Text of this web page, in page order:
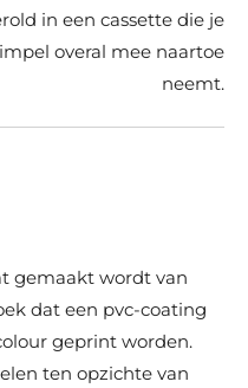
in een cassette die je
overal mee naartoe
neemt.
gemaakt wordt van
dat een pvc-coating
geprint worden.
ten opzichte van